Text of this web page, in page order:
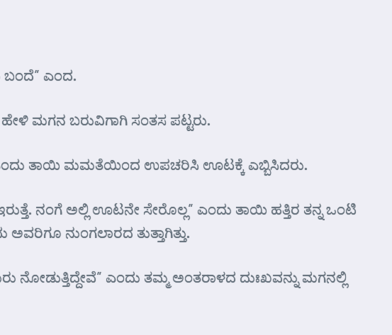
ಬಂದೆ” ಎಂದ.
ಮಗನ ಬರುವಿಗಾಗಿ ಸಂತಸ ಪಟ್ಟರು.
ಎಂದು ತಾಯಿ ಮಮತೆಯಿಂದ ಉಪಚರಿಸಿ ಊಟಕ್ಕೆ ಎಬ್ಬಿಸಿದರು.
ನಂಗೆ ಅಲ್ಲಿ ಊಟನೇ ಸೇರೊಲ್ಲ” ಎಂದು ತಾಯಿ ಹತ್ತಿರ ತನ್ನ ಒಂಟಿ
ನುಂಗಲಾರದ ತುತ್ತಾಗಿತ್ತು.
ಎಂದು ತಮ್ಮ ಅಂತರಾಳದ ದುಃಖವನ್ನು ಮಗನಲ್ಲಿ